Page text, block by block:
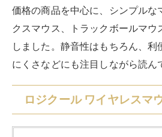
価格の商品を中心に、シンプルな
クスマウス、トラックボールマウ
しました。静音性はもちろん、
にくさなどにも注目しながら読ん
ロジクール ワイヤレスマ